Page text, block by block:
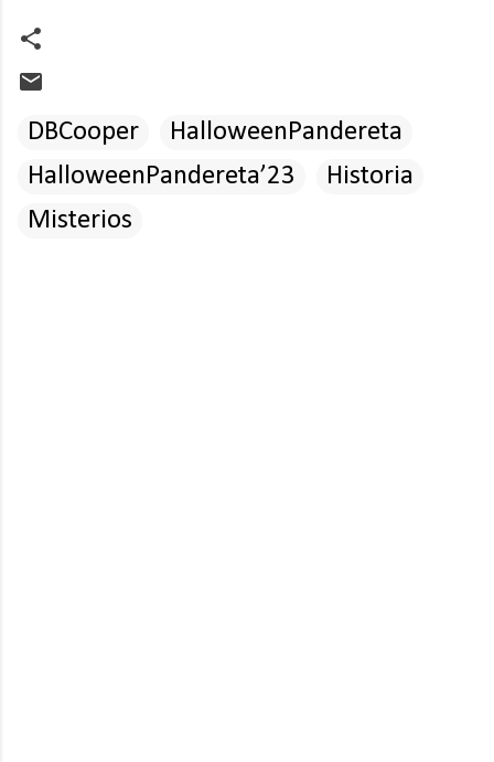
DBCooper
HalloweenPandereta
HalloweenPandereta’23
Historia
Misterios